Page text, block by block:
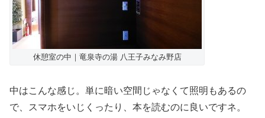
休憩室の中｜竜泉寺の湯 八王子みなみ野店
中はこんな感じ。単に暗い空間じゃなくて照明もあるの
で、スマホをいじくったり、本を読むのに良いですネ。